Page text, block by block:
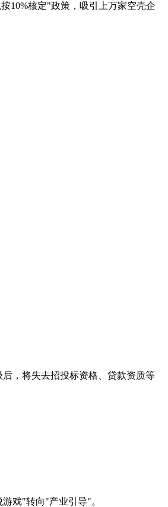
10%核定"政策，吸引上万家空壳企
，将失去招投标资格、贷款资质等
戏"转向"产业引导"。